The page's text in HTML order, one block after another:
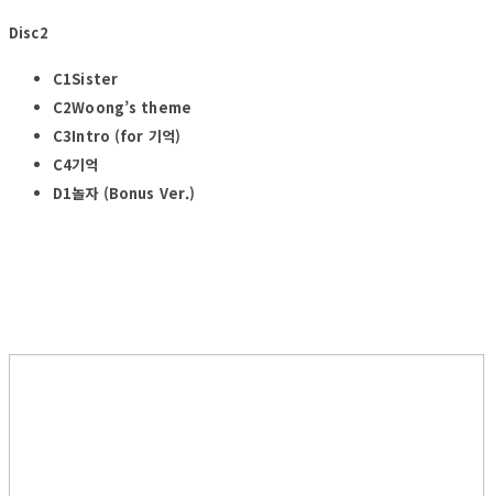
Disc2
C1Sister
C2Woong’s theme
C3Intro (for 기억)
C4기억
D1놀자 (Bonus Ver.)